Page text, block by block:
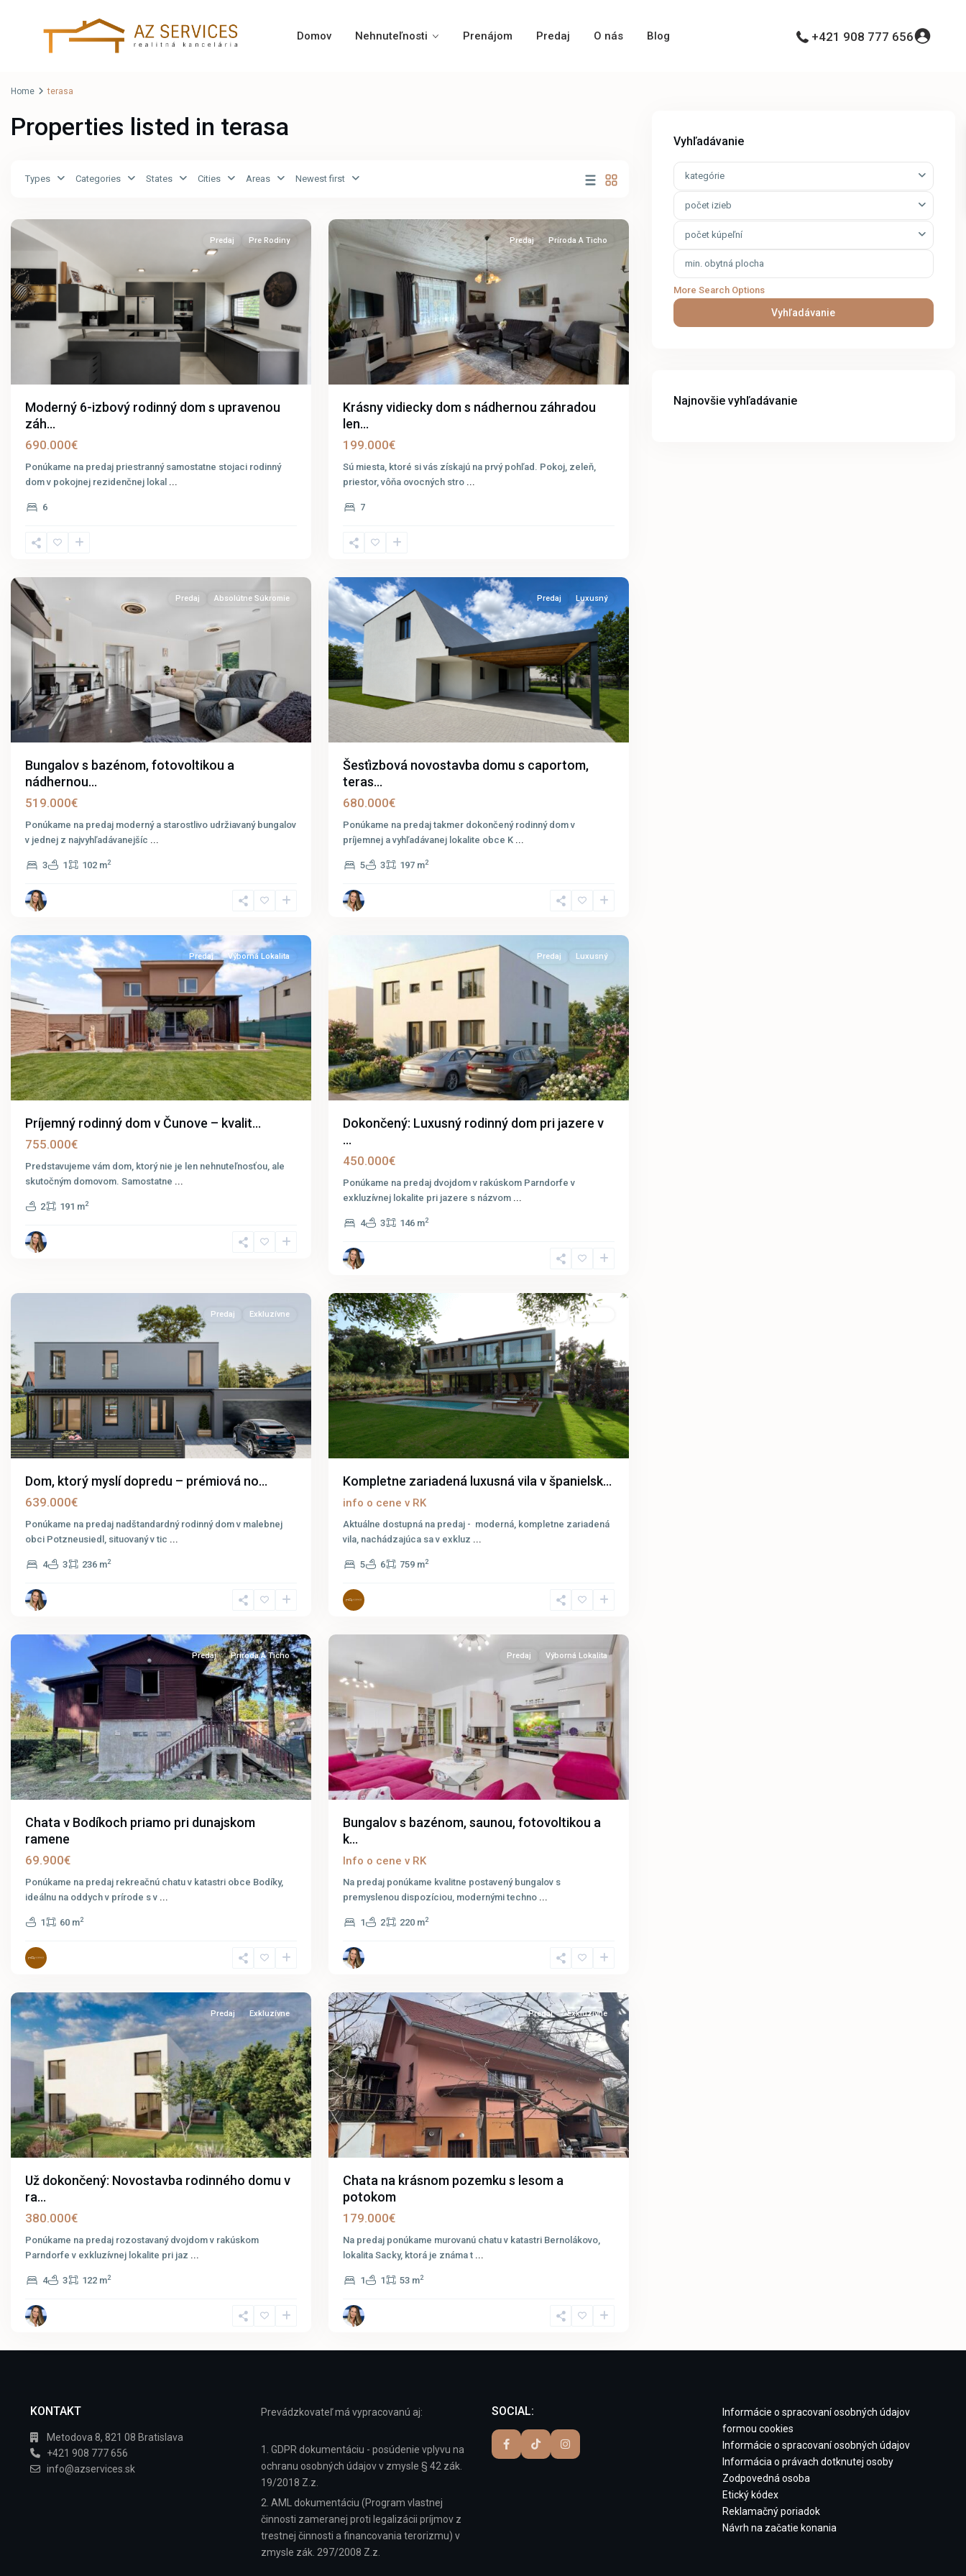
Domov Nehnuteľnosti Prenájom Predaj O nás Blog +421 908 777 656
Home terasa
Properties listed in terasa
Types Categories States Cities Areas Newest first
Predaj Pre Rodiny
Moderný 6-izbový rodinný dom s upravenou
záh...
690.000€
Ponúkame na predaj priestranný samostatne stojaci rodinný
dom v pokojnej rezidenčnej lokal ...
6
Predaj Príroda A Ticho
Krásny vidiecky dom s nádhernou záhradou
len...
199.000€
Sú miesta, ktoré si vás získajú na prvý pohľad. Pokoj, zeleň,
priestor, vôňa ovocných stro ...
7
Predaj Absolútne Súkromie
Bungalov s bazénom, fotovoltikou a
nádhernou...
519.000€
Ponúkame na predaj moderný a starostlivo udržiavaný bungalov
v jednej z najvyhľadávanejšíc ...
3 1 102 m2
Predaj Luxusný
Šesťizbová novostavba domu s caportom,
teras...
680.000€
Ponúkame na predaj takmer dokončený rodinný dom v
príjemnej a vyhľadávanej lokalite obce K ...
5 3 197 m2
Bratislava
-
Predaj Výborná Lokalita
Príjemný rodinný dom v Čunove – kvalit...
755.000€
Predstavujeme vám dom, ktorý nie je len nehnuteľnosťou, ale
skutočným domovom. Samostatne ...
2 191 m2
Predaj Luxusný
Dokončený: Luxusný rodinný dom pri jazere v
...
450.000€
Ponúkame na predaj dvojdom v rakúskom Parndorfe v
exkluzívnej lokalite pri jazere s názvom ...
4 3 146 m2
Predaj Exkluzívne
Dom, ktorý myslí dopredu – prémiová no...
639.000€
Ponúkame na predaj nadštandardný rodinný dom v malebnej
obci Potzneusiedl, situovaný v tic ...
4 3 236 m2
Sotogrande
Predaj Luxusný
Kompletne zariadená luxusná vila v španielsk...
info o cene v RK
Aktuálne dostupná na predaj - moderná, kompletne zariadená
vila, nachádzajúca sa v exkluz ...
5 6 759 m2
Predaj Príroda A Ticho
Chata v Bodíkoch priamo pri dunajskom
ramene
69.900€
Ponúkame na predaj rekreačnú chatu v katastri obce Bodíky,
ideálnu na oddych v prírode s v ...
1 60 m2
Predaj Výborná Lokalita
Bungalov s bazénom, saunou, fotovoltikou a
k...
Info o cene v RK
Na predaj ponúkame kvalitne postavený bungalov s
premyslenou dispozíciou, modernými techno ...
1 2 220 m2
Predaj Exkluzívne
Už dokončený: Novostavba rodinného domu v
ra...
380.000€
Ponúkame na predaj rozostavaný dvojdom v rakúskom
Parndorfe v exkluzívnej lokalite pri jaz ...
4 3 122 m2
Predaj Exkluzívne
Chata na krásnom pozemku s lesom a
potokom
179.000€
Na predaj ponúkame murovanú chatu v katastri Bernolákovo,
lokalita Sacky, ktorá je známa t ...
1 1 53 m2
Vyhľadávanie
kategórie
počet izieb
počet kúpeľní
More Search Options
Vyhľadávanie
Najnovšie vyhľadávanie
KONTAKT
Metodova 8, 821 08 Bratislava
+421 908 777 656
info@azservices.sk
Prevádzkovateľ má vypracovanú aj:
1. GDPR dokumentáciu - posúdenie vplyvu na
ochranu osobných údajov v zmysle § 42 zák.
19/2018 Z.z.
2. AML dokumentáciu (Program vlastnej
činnosti zameranej proti legalizácii príjmov z
trestnej činnosti a financovania terorizmu) v
zmysle zák. 297/2008 Z.z.
SOCIAL:
Informácie o spracovaní osobných údajov
formou cookies
Informácie o spracovaní osobných údajov
Informácia o právach dotknutej osoby
Zodpovedná osoba
Etický kódex
Reklamačný poriadok
Návrh na začatie konania